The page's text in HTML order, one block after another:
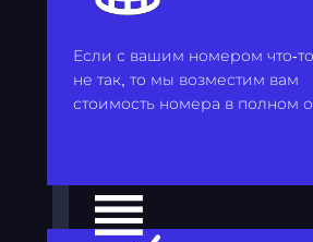
Если с вашим номером что-
не так, то мы возместим вам
стоимость номера в полном